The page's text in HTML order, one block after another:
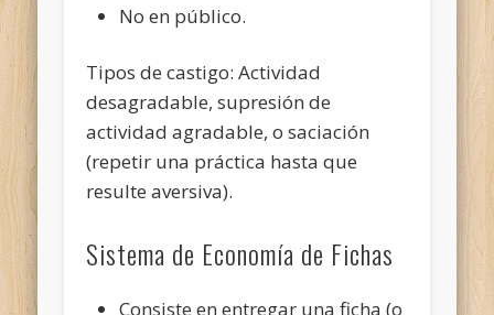
No en público.
Tipos de castigo: Actividad
desagradable, supresión de
actividad agradable, o saciación
(repetir una práctica hasta que
resulte aversiva).
Sistema de Economía de Fichas
Consiste en entregar una ficha (o